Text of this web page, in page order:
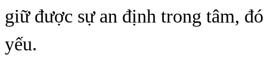
giữ được sự an định trong tâm,
yếu.